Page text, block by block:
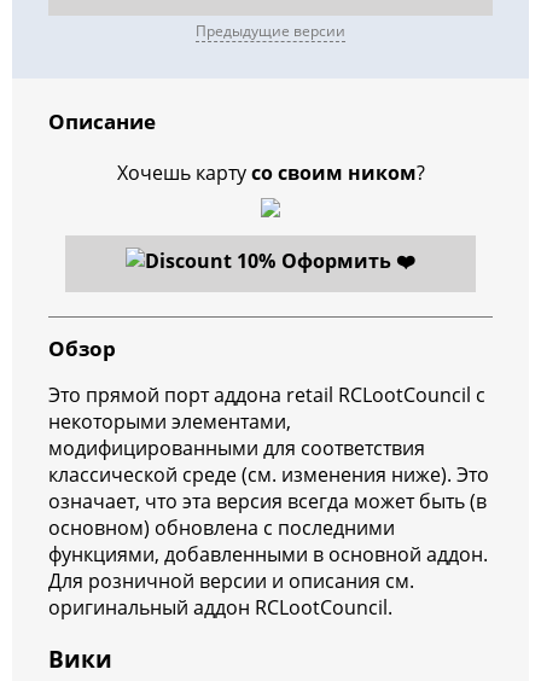
Предыдущие версии
Описание
Хочешь картусо своим ником?
Оформить ❤️
Обзор
Это прямой портаддона retail RCLootCouncil с
некоторыми элементами,
модифицированными для соответствия
классической среде (см. изменения ниже). Это
означает, что эта версия всегда может быть (в
основном) обновлена с последними
функциями, добавленными в основной аддон.
Для розничной версии и описания см.
оригинальный аддон RCLootCouncil.
Вики